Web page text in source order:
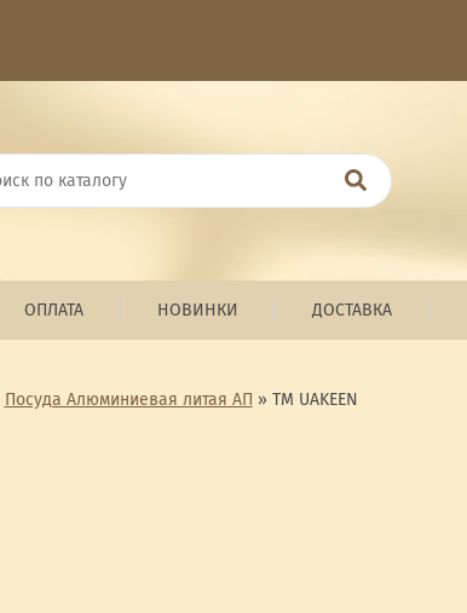
ОПЛАТА НОВИНКИ ДОСТАВКА
Посуда Алюминиевая литая АП » ТМ UAKEEN